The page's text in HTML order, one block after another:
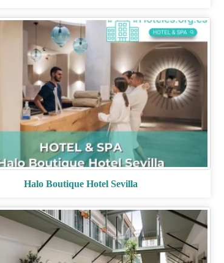
Halo Boutique Hotel Sevilla